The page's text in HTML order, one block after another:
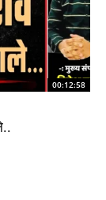
00:12:58